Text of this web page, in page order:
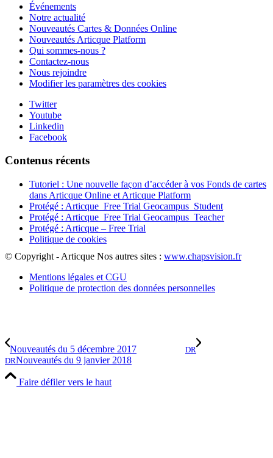
Événements
Notre actualité
Nouveautés Cartes & Données Online
Nouveautés Articque Platform
Qui sommes-nous ?
Contactez-nous
Nous rejoindre
Modifier les paramètres des cookies
Twitter
Youtube
Linkedin
Facebook
Contenus récents
Tutoriel : Une nouvelle façon d’accéder à vos Fonds de cartes
dans Articque Online et Articque Platform
Protégé : Articque_Free Trial Geocampus_Student
Protégé : Articque_Free Trial Geocampus_Teacher
Protégé : Articque – Free Trial
Politique de cookies
© Copyright - Articque Nos autres sites : www.chapsvision.fr
Mentions légales et CGU
Politique de protection des données personnelles
Nouveautés du 5 décembre 2017
DR
DRNouveautés du 9 janvier 2018
Faire défiler vers le haut